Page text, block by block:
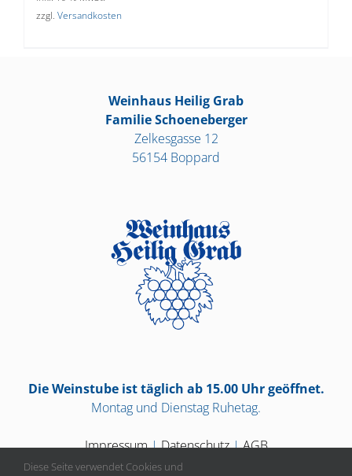
zzgl. Versandkosten
Weinhaus Heilig Grab
Familie Schoeneberger
Zelkesgasse 12
56154 Boppard
Die Weinstube ist täglich ab 15.00 Uhr geöffnet.
Montag und Dienstag Ruhetag.
Impressum|Datenschutz|AGB
Diese Seite verwendet Cookies und